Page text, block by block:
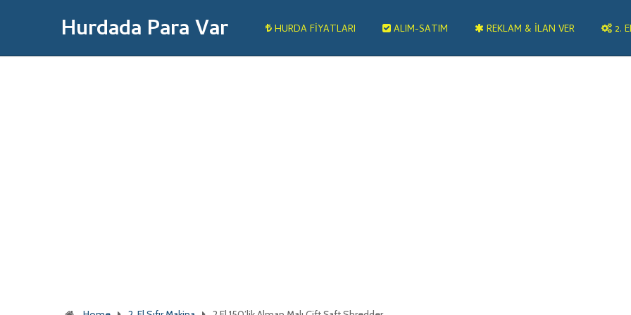
Hurdada Para Var HURDA FIYATLARI ALIM-SATIM REKLAM & İLAN VER 2.